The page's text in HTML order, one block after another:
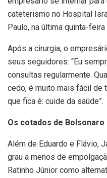
cateterismo no Hospital
Paulo, na última quinta-feira
Após a cirurgia, o
seus seguidores: “Eu
consultas regularmente.
cedo, é muito mais fácil de
que fica é: cuide da saúde”.
Os cotados de Bolsonaro
Além de Eduardo e Flávio,
grau a menos de
Ratinho Júnior como